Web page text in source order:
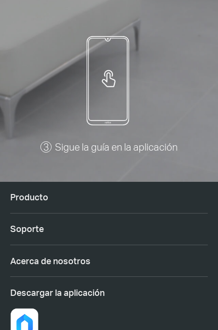
Sigue la guía en la aplicación
Producto
Soporte
Acerca de nosotros
Descargar la aplicación